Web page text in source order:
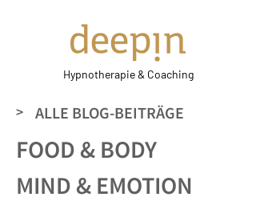
Hypnotherapie & Coaching
> ALLE BLOG-BEITRÄGE
FOOD & BODY
MIND & EMOTION